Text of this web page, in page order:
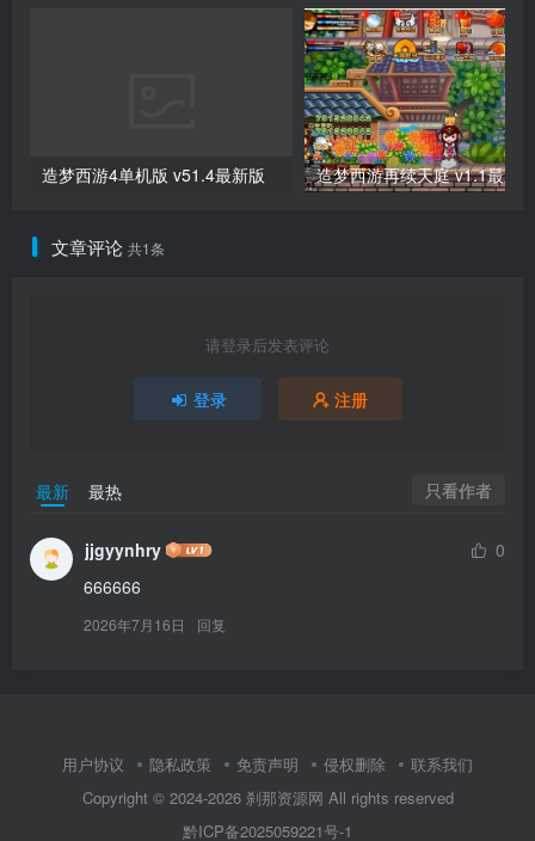
造梦西游4单机版 v51.4最新版 造梦西游再续天庭 v1.1最新
文章评论 共1条
请登录后发表评论
登录 注册
最新 最热 只看作者
jjgyynhry
0
666666
2026年7月16日 回复
用户协议 隐私政策 免责声明 侵权删除
联系我们
Copyright © 2024-2026 刹那资源网 All rights reserved
黔ICP备2025059221号-1